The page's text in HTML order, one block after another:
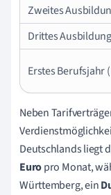
Zweites
Drittes
Erstes Berufsjahr
Neben
Deutschlands liegt
Europro Monat,
Württemberg, ein